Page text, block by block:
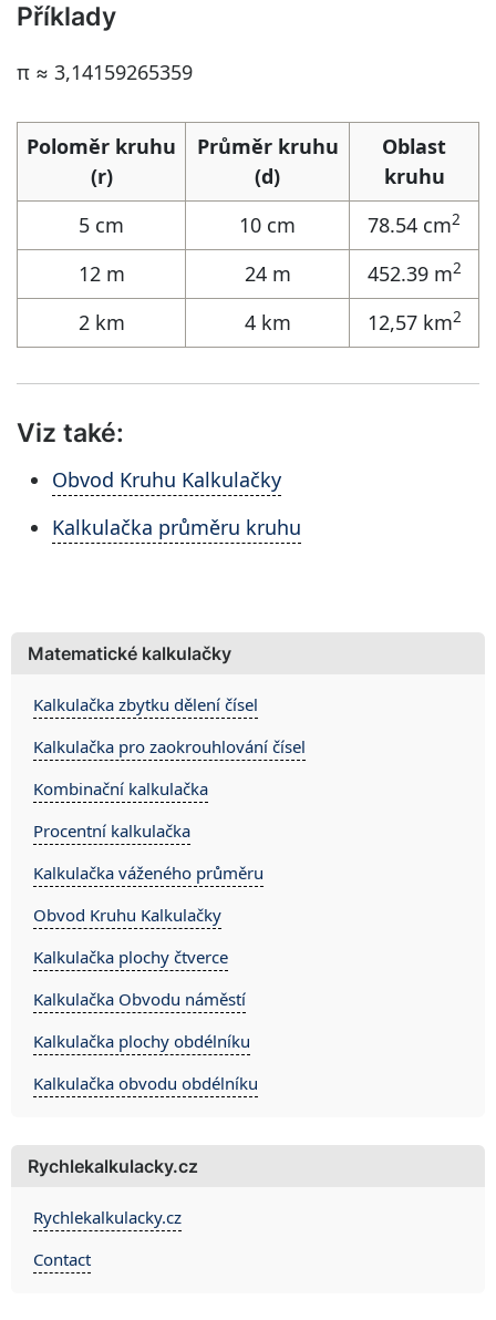
Příklady
π ≈ 3,14159265359
Poloměr kruhu
(r)
Průměr kruhu
(d)
Oblast
kruhu
5 cm
10 cm 78.54 cm2
12 m 24 m 452.39 m2
2 km 4 km 12,57 km2
Viz také:
Obvod Kruhu Kalkulačky
Kalkulačka průměru kruhu
Matematické kalkulačky
Kalkulačka zbytku dělení čísel
Kalkulačka pro zaokrouhlování čísel
Kombinační kalkulačka
Procentní kalkulačka
Kalkulačka váženého průměru
Obvod Kruhu Kalkulačky
Kalkulačka plochy čtverce
Kalkulačka Obvodu náměstí
Kalkulačka plochy obdélníku
Kalkulačka obvodu obdélníku
Rychlekalkulacky.cz
Rychlekalkulacky.cz
Contact